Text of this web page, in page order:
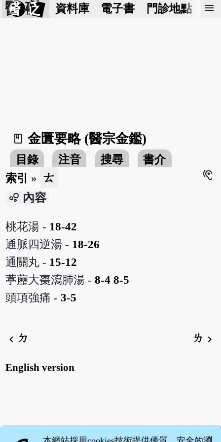
醫 砭 資料庫 電子書 門診地點 預
menu
book_2
金匱要略 (醫宗金鑑)
目錄 注音 搜尋
書介
索引
» ㄊ
hearing
bubble_chart 內容
桃花湯 - 18-42
通脈四逆湯 - 18-26
通關丸 - 15-12
葶藶大棗瀉肺湯 -8-4 8-5
頭項強痛 -3-5
chevron_left ㄉ ㄌ chevron_right
English version